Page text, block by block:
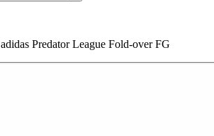
Predator League Fold-over FG